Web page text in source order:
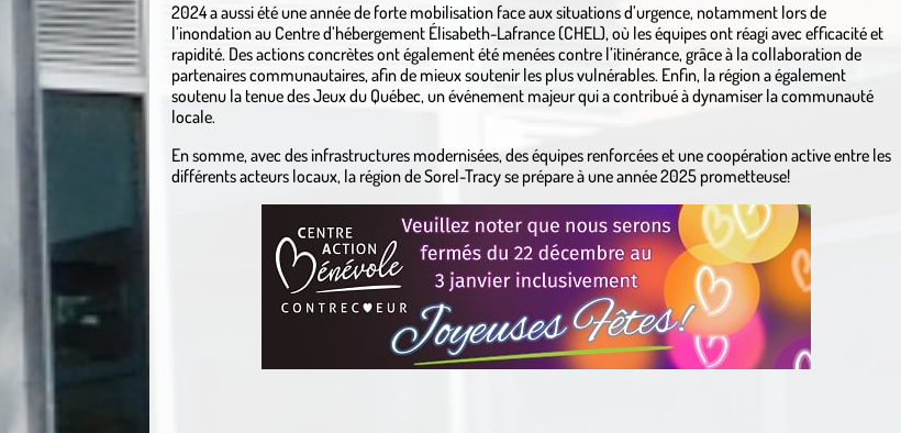
2024 a aussi été une année de forte mobilisation face aux situations d’urgence, notamment lors de
l’inondation au Centre d’hébergement Élisabeth-Lafrance (CHEL), où les équipes ont réagi avec efficacité et
rapidité. Des actions concrètes ont également été menées contre l’itinérance, grâce à la collaboration de
partenaires communautaires, afin de mieux soutenir les plus vulnérables. Enfin, la région a également
soutenu la tenue des Jeux du Québec, un événement majeur qui a contribué à dynamiser la communauté
locale.
En somme, avec des infrastructures modernisées, des équipes renforcées et une coopération active entre les
différents acteurs locaux, la région de Sorel-Tracy se prépare à une année 2025 prometteuse!